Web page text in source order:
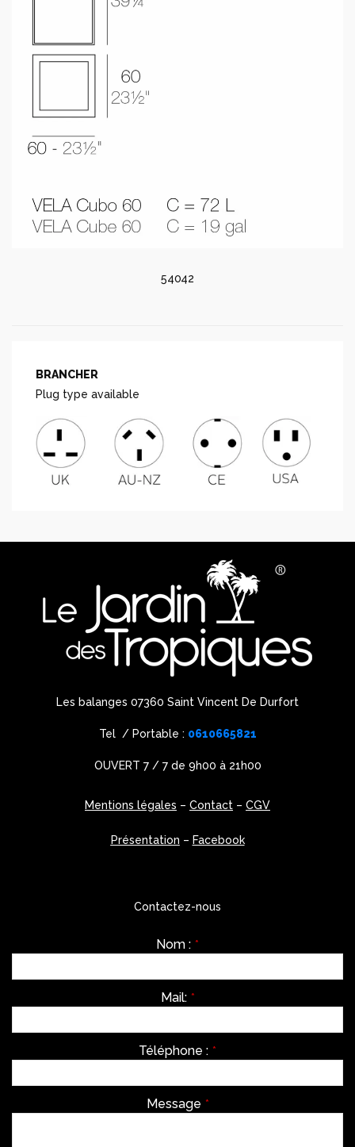
54042
BRANCHER
Plug type available
Les balanges 07360 Saint Vincent De Durfort
Tel / Portable : 0610665821
OUVERT 7 / 7 de 9h00 à 21h00
Mentions légales – Contact – CGV
Présentation – Facebook
Contactez-nous
Nom : *
Mail: *
Téléphone : *
Message *